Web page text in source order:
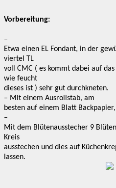
Vorbereitung:
–
Etwa einen EL Fondant, in der
viertel TL
voll CMC ( es kommt dabei auf
wie feucht
dieses ist ) sehr gut durchkneten.
– Mit einem Ausrollstab, am
besten auf einem Blatt
–
Mit dem Blütenausstecher 9
Kreis
ausstechen und dies auf
lassen.